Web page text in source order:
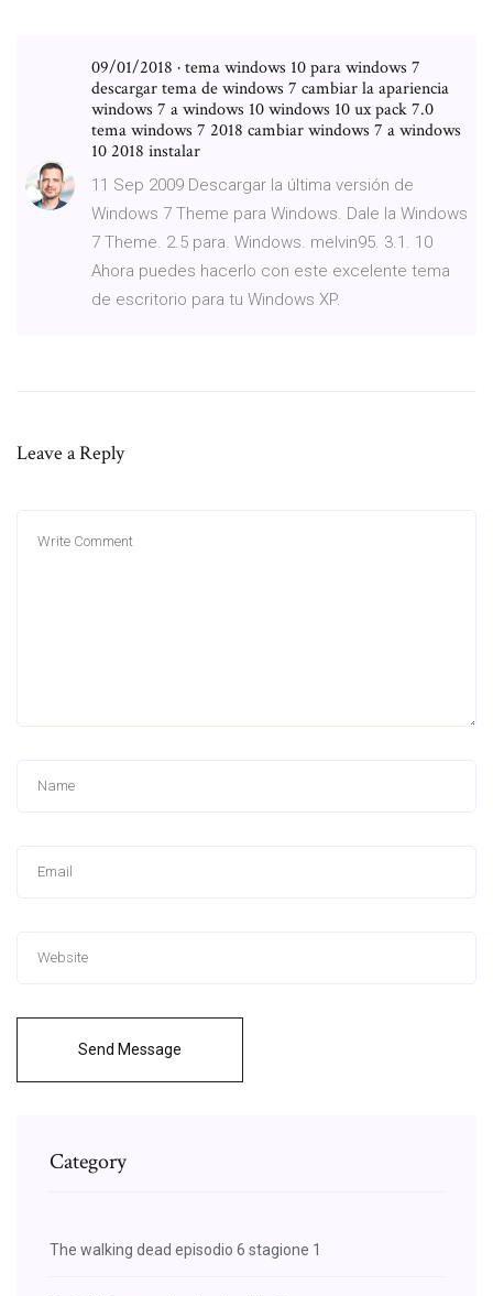
09/01/2018 · tema windows 10 para windows 7
descargar tema de windows 7 cambiar la apariencia
windows 7 a windows 10 windows 10 ux pack 7.0
tema windows 7 2018 cambiar windows 7 a windows
10 2018 instalar
11 Sep 2009 Descargar la última versión de
Windows 7 Theme para Windows. Dale la Windows
7 Theme. 2.5 para. Windows. melvin95. 3.1. 10
Ahora puedes hacerlo con este excelente tema
de escritorio para tu Windows XP.
Leave a Reply
Send Message
Category
The walking dead episodio 6 stagione 1